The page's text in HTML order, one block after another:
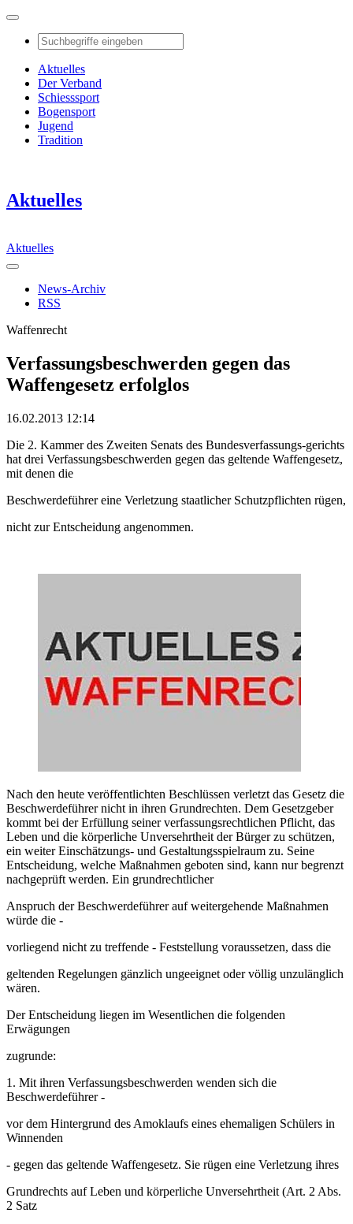
Aktuelles
Der Verband
Schiesssport
Bogensport
Jugend
Tradition
Aktuelles
Aktuelles
News-Archiv
RSS
Waffenrecht
Verfassungsbeschwerden gegen das
Waffengesetz erfolglos
16.02.2013 12:14
Die 2. Kammer des Zweiten Senats des Bundesverfassungs-gerichts
hat drei Verfassungsbeschwerden gegen das geltende Waffengesetz,
mit denen die
Beschwerdeführer eine Verletzung staatlicher Schutzpflichten rügen,
nicht zur Entscheidung angenommen.
Nach den heute veröffentlichten Beschlüssen verletzt das Gesetz die
Beschwerdeführer nicht in ihren Grundrechten. Dem Gesetzgeber
kommt bei der Erfüllung seiner verfassungsrechtlichen Pflicht, das
Leben und die körperliche Unversehrtheit der Bürger zu schützen,
ein weiter Einschätzungs- und Gestaltungsspielraum zu. Seine
Entscheidung, welche Maßnahmen geboten sind, kann nur begrenzt
nachgeprüft werden. Ein grundrechtlicher
Anspruch der Beschwerdeführer auf weitergehende Maßnahmen
würde die -
vorliegend nicht zu treffende - Feststellung voraussetzen, dass die
geltenden Regelungen gänzlich ungeeignet oder völlig unzulänglich
wären.
Der Entscheidung liegen im Wesentlichen die folgenden
Erwägungen
zugrunde:
1. Mit ihren Verfassungsbeschwerden wenden sich die
Beschwerdeführer -
vor dem Hintergrund des Amoklaufs eines ehemaligen Schülers in
Winnenden
- gegen das geltende Waffengesetz. Sie rügen eine Verletzung ihres
Grundrechts auf Leben und körperliche Unversehrtheit (Art. 2 Abs.
2 Satz